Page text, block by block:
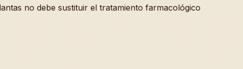
no debe sustituir el tratamiento farmacológico